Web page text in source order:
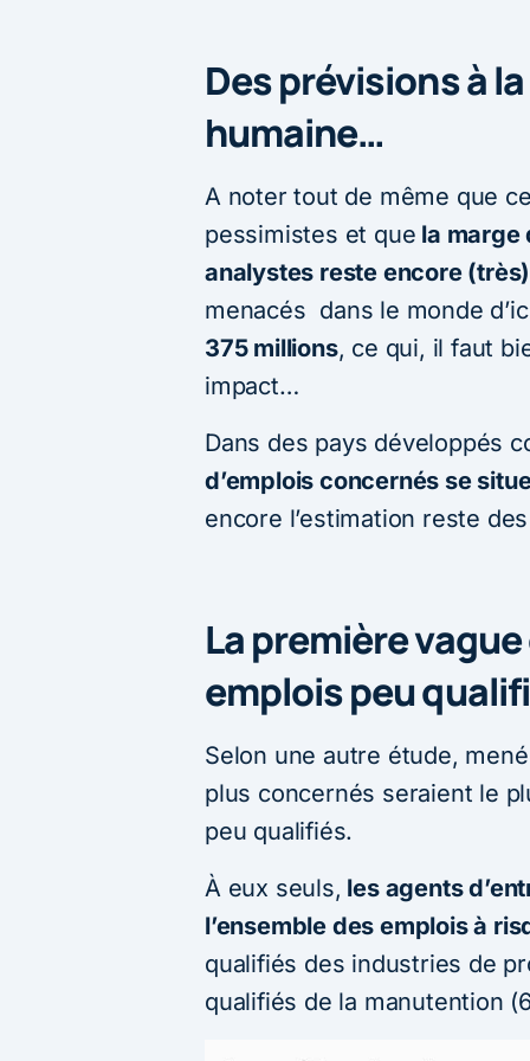
Des prévisions à
humaine…
A noter tout de même que
pessimistes et que la marge
analystes reste encore
menacés dans le monde
375 millions, ce qui, il faut
impact…
Dans des pays développés
d’emplois concernés se
encore l’estimation reste
La première
emplois peu
Selon une autre étude,
plus concernés seraient le
peu qualifiés.
À eux seuls, les agents
l’ensemble des emplois à
qualifiés des industries de
qualifiés de la manutention